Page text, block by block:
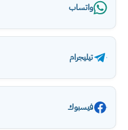
واتساب
تيليجرام
فيسبوك